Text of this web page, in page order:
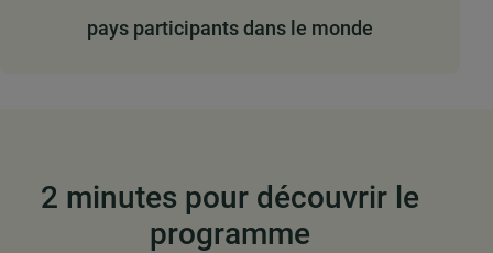
pays participants dans le monde
2 minutes pour découvrir le
programme